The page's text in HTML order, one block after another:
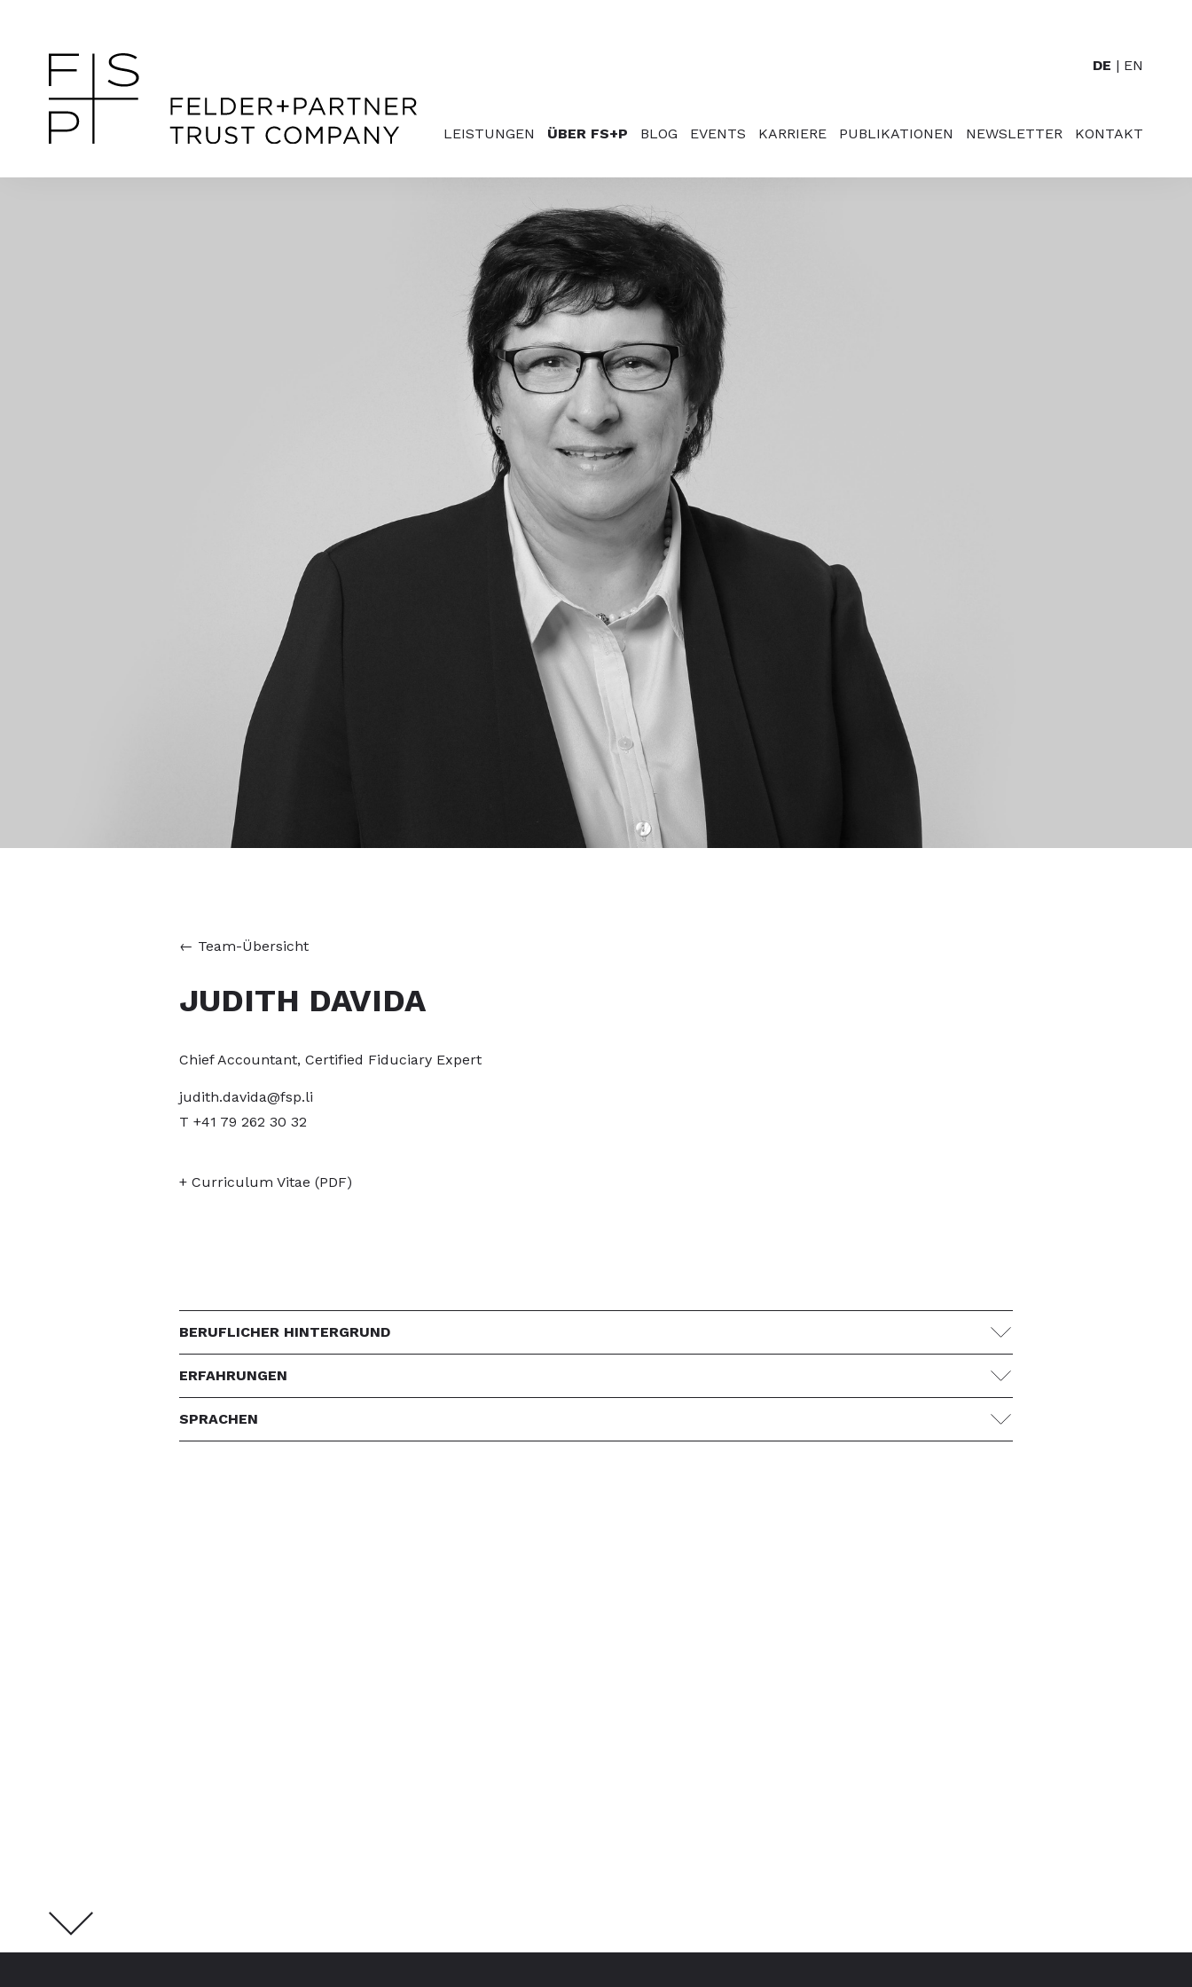
LEISTUNGEN ÜBER FS+P BLOG EVENTS KARRIERE PUBLIKATIONEN NEWSLETTER KONTAKT
DE EN
← Team-Übersicht
JUDITH DAVIDA
Chief Accountant, Certified Fiduciary Expert
judith.davida@fsp.li
T +41 79 262 30 32
+ Curriculum Vitae (PDF)
BERUFLICHER HINTERGRUND
ERFAHRUNGEN
SPRACHEN